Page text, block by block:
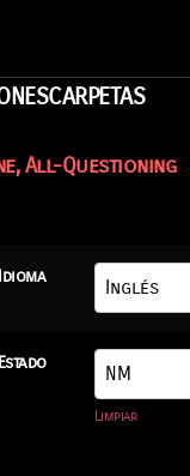
CARPETAS
All-Questioning
Idioma
Estado
Limpiar